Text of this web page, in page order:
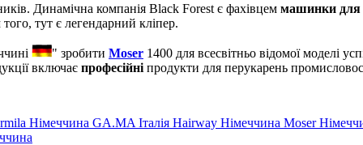
Динамічна компанія Black Forest є фахівцем машинки для
тут є легендарний кліпер.
" зробити Moser 1400 для всесвітньо відомої моделі
включає професійні продукти для перукарень
Німеччина GA.MA Італія Hairway Німеччина Moser